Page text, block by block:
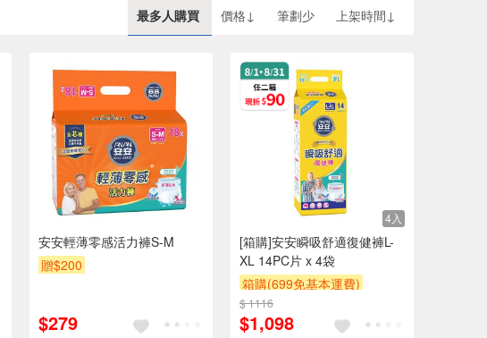
最多人購買 價格↓ 筆劃少 上架時間↓
安安輕薄零感活力褲S-M
贈$200
$279
4入
[箱購]安安瞬吸舒適復健褲L-
XL 14PC片 x 4袋
箱購(699免基本運費)
滿件折
$ 1116
$1,098